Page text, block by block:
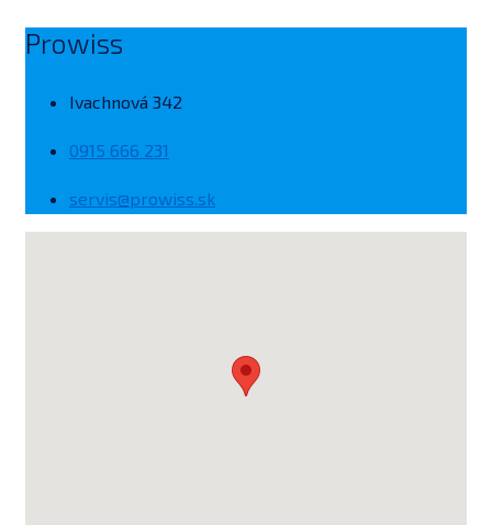
Prowiss
Ivachnová 342
0915 666 231
servis@prowiss.sk